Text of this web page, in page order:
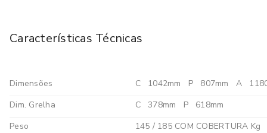
Características Técnicas
Dimensões C 1042mm P 807mm A
Dim. Grelha
C 378mm P
618mm
Peso
145 / 185 COM COBERTURA Kg